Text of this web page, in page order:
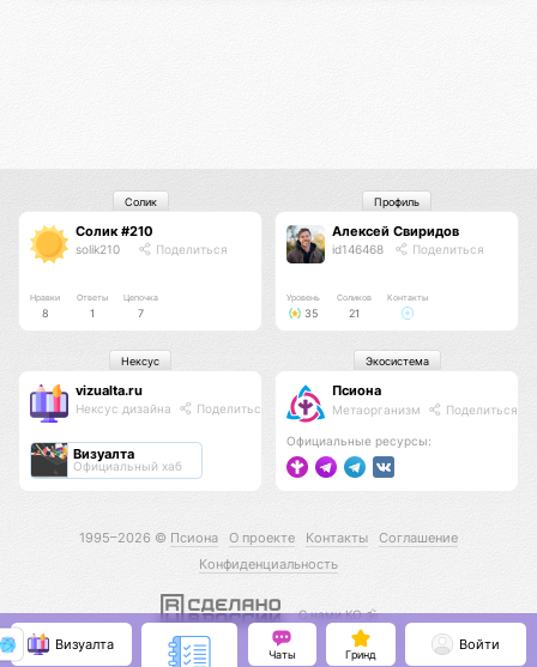
Солик #210
solik210 Поделиться
Нравки
8
Ответы
1
Цепочка
7
Солик
Алексей Свиридов
id146468 Поделиться
Уровень
35
Соликов
21
Контакты
Профиль
vizualta.ru
Нексус дизайна Поделиться
Визуалта
Официальный хаб
Нексус
Псиона
Метаорганизм Поделиться
Официальные ресурсы:
Экосистема
1995–2026 © Псиона О проекте Контакты
Соглашение
Конфиденциальность
С нами КО 🕉️
Визуалта
Чаты Гринд
Войти